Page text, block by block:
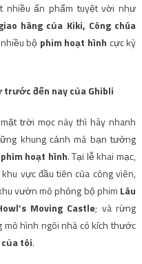
nhiều ấn phẩm tuyệt vời như
hàng của Kiki, Công chúa
bộ phim hoạt hình cực kỳ
​​trước đến nay của Ghibli
trời mọc này thì hãy nhanh
khung cảnh mà bạn tưởng
phim hoạt hình. Tại lễ khai mạc,
vực đầu tiên của công viên,
vườn mô phỏng bộ phim Lâu
Moving Castle; và rừng
hình ngôi nhà có kích thước
tôi.